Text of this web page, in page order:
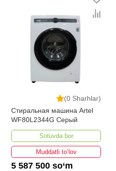
(0 Sharhlar)
Стиральная машина Artel
WF80L2344G Серый
Sotuvda bor
Muddatli to‘lov
5 587 500 so‘m